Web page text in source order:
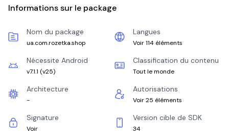
Informations sur le package
Nom du package
ua.com.rozetka.shop
Langues
Voir 114 éléments
Nécessite Android
v7.1.1 (v25)
Classification du contenu
Tout le monde
Architecture
-
Autorisations
Voir 25 éléments
Signature
Voir
Version cible de SDK
34